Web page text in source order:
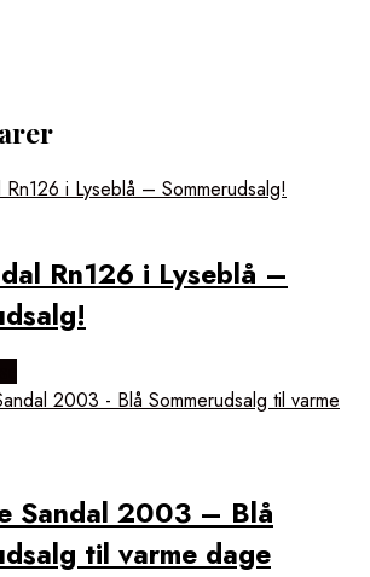
Rn126 i Lyseblå –
Sandal 2003 – Blå
til varme dage